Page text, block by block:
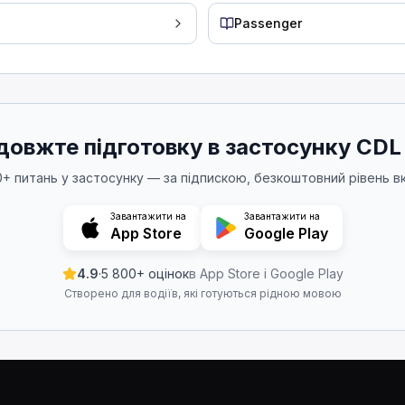
засобу.
(робочих) гальм. Якщо робочі гальма
в нормальних умовах?
на місці після паркування. Витягаючи
пружинні гальма спрацьовують, коли тиск
тиск повітря в системі падає нижче
гальма.
Passenger
підготовку в застосунку
питань у застосунку — за підпискою, безкоштовний рівень
Завантажити на
App Store
Завантажити на
Google Play
4.9·5 800+ оцінокв App Store і Google Play
Створено для водіїв, які готуються рідною мовою